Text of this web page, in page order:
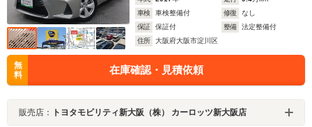
車検
車検整備付 修復
なし
保証
保証付 整備
法定整備付
住所
大阪府大阪市淀川区
無
料
在庫確認・見積依頼
販売店： トヨタモビリティ新大阪（株） カーロッツ新大阪店